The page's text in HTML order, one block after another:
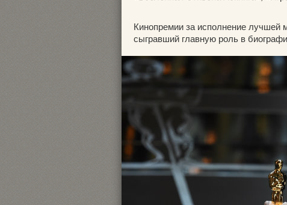
Кинопремии за исполнение
сыгравший главную роль в